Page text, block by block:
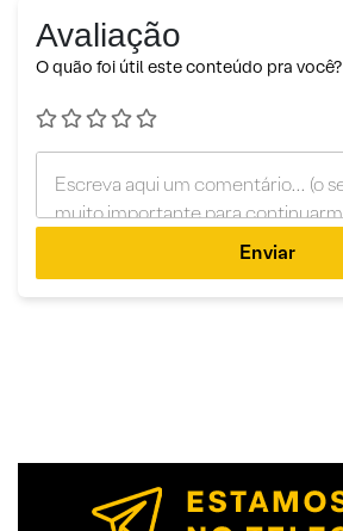
Avaliação
O quão foi útil este conteúdo pra você?
Enviar